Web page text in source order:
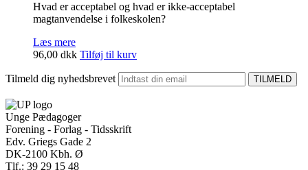
Hvad er acceptabel og hvad er ikke-acceptabel
magtanvendelse i folkeskolen?
Læs mere
96,00 dkk Tilføj til kurv
Tilmeld dig nyhedsbrevet
Unge Pædagoger
Forening - Forlag - Tidsskrift
Edv. Griegs Gade 2
DK-2100 Kbh. Ø
Tlf.: 39 29 15 48